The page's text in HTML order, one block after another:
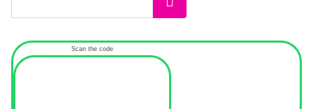
Scan the code